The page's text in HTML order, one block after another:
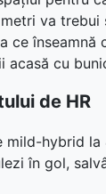
va
ce
cu
de HR
hybrid
în gol,